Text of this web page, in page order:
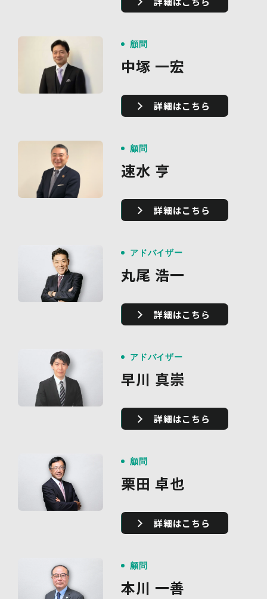
顧問
中塚 一宏
詳細はこちら
顧問
速水 亨
詳細はこちら
アドバイザー
丸尾 浩一
詳細はこちら
アドバイザー
早川 真崇
詳細はこちら
顧問
栗田 卓也
詳細はこちら
顧問
本川 一善